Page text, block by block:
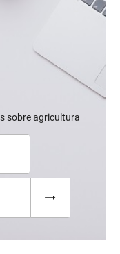
sobre agricultura